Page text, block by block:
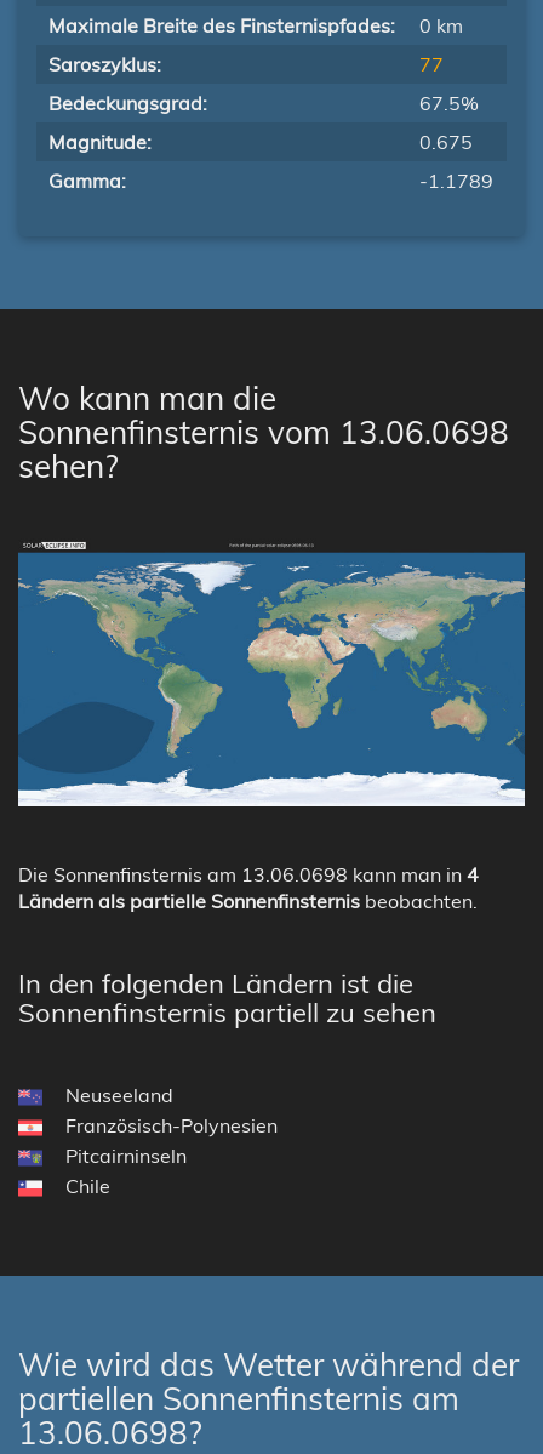
Maximale Breite des Finsternispfades:
0 km
Saroszyklus:
77
Bedeckungsgrad:
67.5%
Magnitude:
0.675
Gamma:
-1.1789
Wo kann man die
Sonnenfinsternis vom 13.06.0698
sehen?
Die Sonnenfinsternis am 13.06.0698 kann man in 4
Ländern als partielle Sonnenfinsternis beobachten.
In den folgenden Ländern ist die
Sonnenfinsternis partiell zu sehen
Neuseeland
Französisch-Polynesien
Pitcairninseln
Chile
Wie wird das Wetter während der
partiellen Sonnenfinsternis am
13.06.0698?